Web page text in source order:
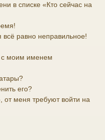
в списке «Кто сейчас на
равно неправильное!
с моим именем
его?
от меня требуют войти на